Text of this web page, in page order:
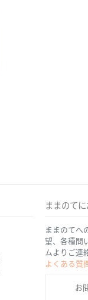
ままのて
ままのてへ
望、各種問
ムよりご連
よくある質
お